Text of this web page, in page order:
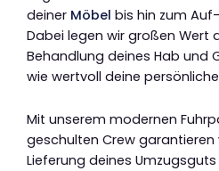
deiner Möbel bis hin zum
Dabei legen wir großen Wert
Behandlung deines Hab und
wie wertvoll deine
Mit unserem modernen
geschulten Crew garantieren
Lieferung deines